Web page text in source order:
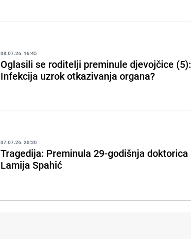
08.07.26. 16:45
Oglasili se roditelji preminule djevojčice (5):
Infekcija uzrok otkazivanja organa?
07.07.26. 20:20
Tragedija: Preminula 29-godišnja doktorica
Lamija Spahić